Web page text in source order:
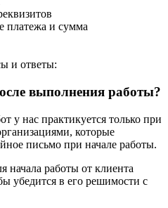
и ответы:
выполнения работы?
у нас практикуется только при
которые
письмо при начале работы.
начала работы от клиента
убедится в его решимости с